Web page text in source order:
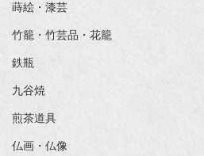
蒔絵・漆芸
竹籠・竹芸品・花籠
鉄瓶
九谷焼
煎茶道具
仏画・仏像